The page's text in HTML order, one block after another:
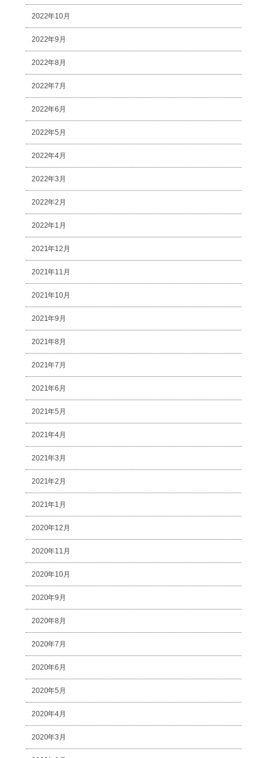
2022年10月
2022年9月
2022年8月
2022年7月
2022年6月
2022年5月
2022年4月
2022年3月
2022年2月
2022年1月
2021年12月
2021年11月
2021年10月
2021年9月
2021年8月
2021年7月
2021年6月
2021年5月
2021年4月
2021年3月
2021年2月
2021年1月
2020年12月
2020年11月
2020年10月
2020年9月
2020年8月
2020年7月
2020年6月
2020年5月
2020年4月
2020年3月